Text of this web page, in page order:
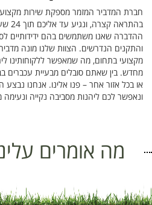
חברת המדביר המזמר מספקת שירות מקצועי
ההדברה שאנו משתמשים בהם ידידותיים
והתקנים הנדרשים. הצוות שלנו מונה
מקצועי בתחום, מה שמאפשר ללקוחותינו
מחדש. בין שאתם סובלים מבעיית עכברים
או בכל אזור אחר – פנו אלינו. אנחנו
ונאפשר לכם ליהנות מסביבה נקייה
מה אומרים